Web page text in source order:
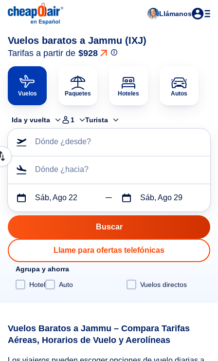
Llámanos
Vuelos baratos a Jammu (IXJ)
Tarifas a partir de $928
Vuelos Paquetes Hoteles Autos
Ida y vuelta 1 Turista
Dónde ¿desde?
Dónde ¿hacia?
Sáb, Ago 22 Sáb, Ago 29
Llame para ofertas telefónicas
Agrupa y ahorra
Hotel
Auto Vuelos directos
Vuelos Baratos a Jammu – Compara Tarifas
Aéreas, Horarios de Vuelo y Aerolíneas